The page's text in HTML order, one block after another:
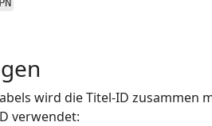
wird die Titel-ID
verwendet: